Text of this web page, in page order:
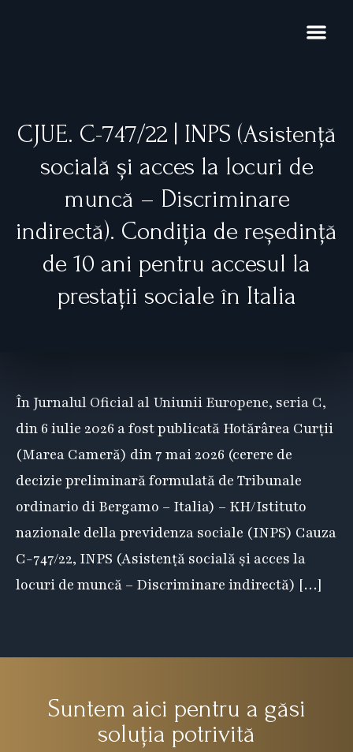
CJUE. C-747/22 | INPS (Asistență
socială și acces la locuri de
muncă – Discriminare
indirectă). Condiția de reședință
de 10 ani pentru accesul la
prestații sociale în Italia
În Jurnalul Oficial al Uniunii Europene, seria C,
din 6 iulie 2026 a fost publicată Hotărârea Curții
(Marea Cameră) din 7 mai 2026 (cerere de
decizie preliminară formulată de Tribunale
ordinario di Bergamo – Italia) – KH/Istituto
nazionale della previdenza sociale (INPS) Cauza
C-747/22, INPS (Asistență socială și acces la
locuri de muncă – Discriminare indirectă) […]
Suntem aici pentru a găsi
soluția potrivită